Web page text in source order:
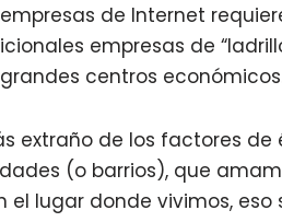
de Internet
empresas de
centros
extraño de los factores
(o barrios), que
el lugar donde vivimos,